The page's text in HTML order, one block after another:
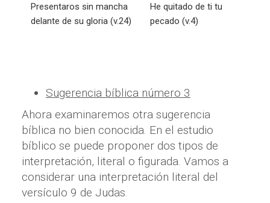
Presentaros sin mancha
delante de su gloria (v.24)
He quitado de ti tu
pecado (v.4)
Sugerencia bíblica número 3
Ahora examinaremos otra sugerencia
bíblica no bien conocida. En el estudio
bíblico se puede proponer dos tipos de
interpretación, literal o figurada. Vamos a
considerar una interpretación literal del
versículo 9 de Judas.